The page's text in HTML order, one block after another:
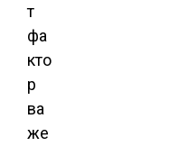
т
фа
кто
р
ва
же